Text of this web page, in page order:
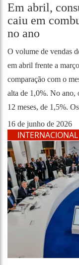
Em abril,
caiu em
no ano
O volume de vendas
em abril frente a
comparação com o
alta de 1,0%. No ano,
12 meses, de 1,5%.
16 de junho de 2026
INTERNACIONAL